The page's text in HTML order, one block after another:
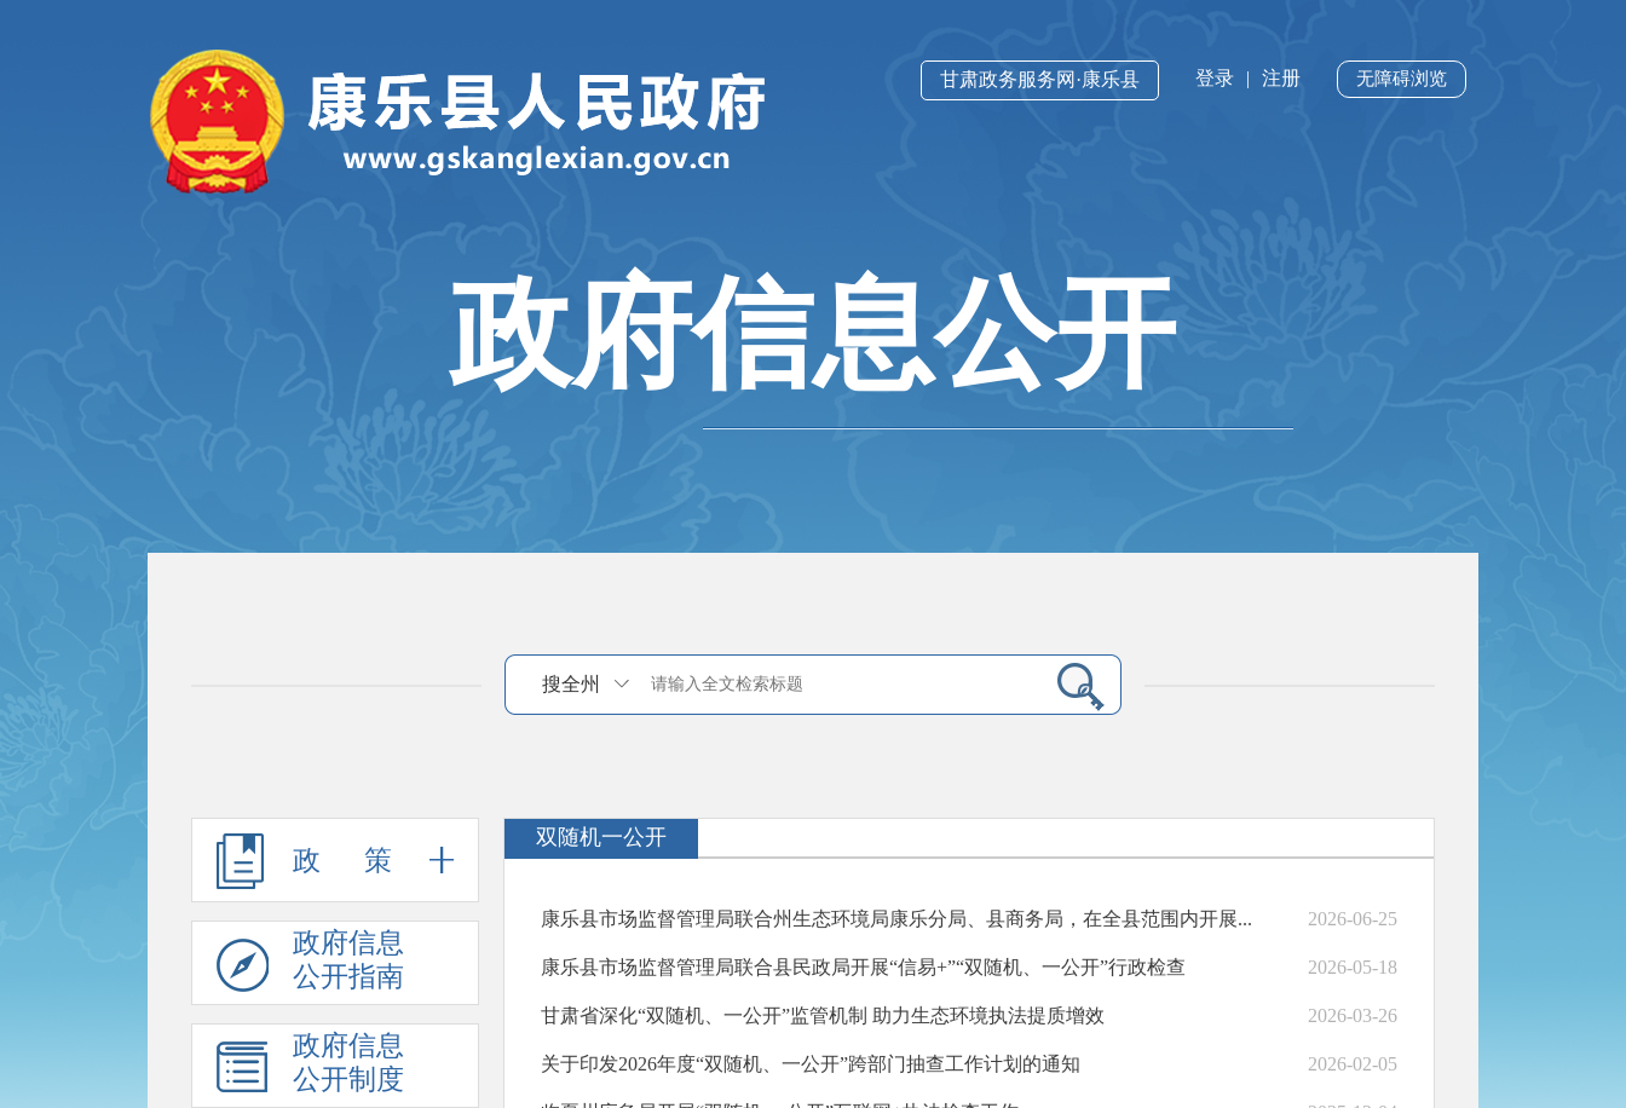
无障碍浏览
登录 | 注册
甘肃政务服务网·康乐县
政府信息公开
搜全州
政 策
政府信息
公开指南
政府信息
公开制度
双随机一公开
康乐县市场监督管理局联合州生态环境局康乐分局、县商务局，在全县范围内开展... 2026-06-25
康乐县市场监督管理局联合县民政局开展“信易+”“双随机、一公开”行政检查 2026-05-18
甘肃省深化“双随机、一公开”监管机制 助力生态环境执法提质增效 2026-03-26
关于印发2026年度“双随机、一公开”跨部门抽查工作计划的通知 2026-02-05